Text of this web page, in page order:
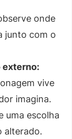
onde
junto com o
externo:
vive
imagina.
uma escolha
alterado.